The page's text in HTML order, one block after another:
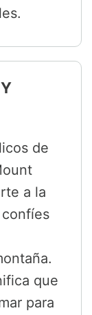
de
a la
que
para